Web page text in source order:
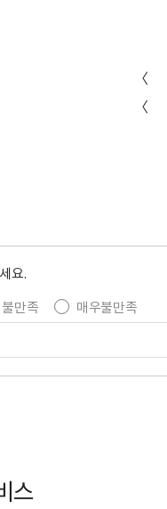
〈
〈
요.
불만족 매우불만족
스